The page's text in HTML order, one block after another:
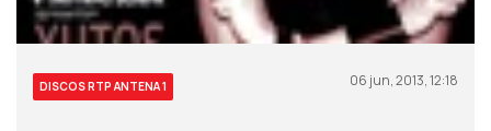
DISCOS RTP ANTENA 1 06 jun, 2013, 12:18